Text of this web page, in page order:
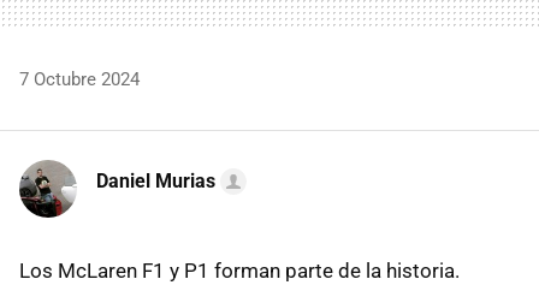
7 Octubre 2024
Daniel Murias
Los McLaren F1 y P1 forman parte de la historia.